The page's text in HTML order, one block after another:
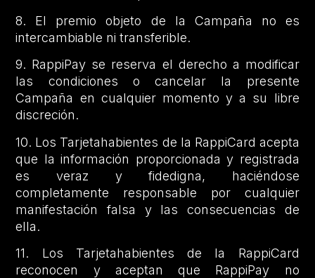
8. El premio objeto de la Campaña no es
intercambiable ni transferible.
9. RappiPay se reserva el derecho a modificar
las condiciones o cancelar la presente
Campaña en cualquier momento y a su libre
discreción.
10. Los Tarjetahabientes de la RappiCard acepta
que la información proporcionada y registrada
es veraz y fidedigna, haciéndose
completamente responsable por cualquier
manifestación falsa y las consecuencias de
ella.
11. Los Tarjetahabientes de la RappiCard
reconocen y aceptan que RappiPay no